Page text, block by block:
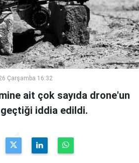
Çarşamba 16:32
ait çok sayıda drone'un
geçtiği iddia edildi.